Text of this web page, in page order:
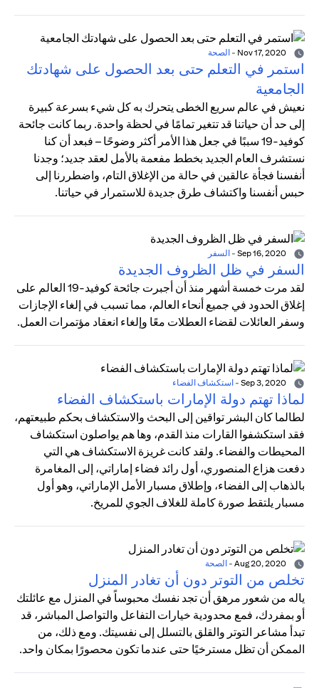
- الصحة
استمر في التعلم حتى بعد الحصول على شهادتك
الجامعية
نعيش في عالم سريع الخطى يتحرك به كل شيء بسرعة كبيرة
إلى حد أن حياتنا قد تتغير تمامًا في لحظة واحدة. ربما كانت جائحة
كوفيد-19 سببًا في جعل هذا الأمر أكثر وضوحًا – فبعد أن كنا
نستشرف العام الجديد بخطط مفعمة بالأمل لعقد جديد؛ وجدنا
أنفسنا فجأة عالقين في حالة من الإغلاق التام، واضطررنا إلى
حبس أنفسنا واكتشاف طرق جديدة للاستمرار في حياتنا.
- السفر
السفر في ظل الظروف الجديدة
لقد مرت خمسة أشهر منذ أن أجبرت جائحة كوفيد-19 العالم على
إغلاق الحدود في جميع أنحاء العالم، مما تسبب في إلغاء الإجازات
وسفر العائلات لقضاء العطلات معًا وإلغاء انعقاد مؤتمرات العمل.
- استكشاف الفضاء
لماذا تهتم دولة الإمارات باستكشاف الفضاء
لطالما كان البشر تواقين إلى البحث والاستكشاف بحكم طبيعتهم،
فقد استكشفوا القارات منذ القدم، وها هم يواصلون استكشاف
المحيطات والفضاء. ولقد كانت غريزة الاستكشاف هي التي
دفعت هزاع المنصوري، أول رائد فضاء إماراتي، إلى المغامرة
بالذهاب إلى الفضاء، وإطلاق مسبار الأمل الإماراتي، وهو أول
مسبار يلتقط صورة كاملة للغلاف الجوي للمريخ.
- الصحة
تخلص من التوتر دون أن تغادر المنزل
ياله من شعور مرهق أن تجد نفسك محبوساً في المنزل مع عائلتك
أو بمفردك، فمع محدودية خيارات التفاعل والتواصل المباشر، قد
تبدأ مشاعر التوتر والقلق بالتسلل إلى نفسيتك. ومع ذلك، من
الممكن أن تظل مسترخيًا حتى عندما تكون محصورًا بمكان واحد.